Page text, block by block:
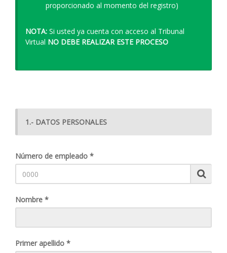
proporcionado al momento del registro)
NOTA: Si usted ya cuenta con acceso al Tribunal
Virtual NO DEBE REALIZAR ESTE PROCESO
1.- DATOS PERSONALES
Número de empleado *
Nombre *
Primer apellido *